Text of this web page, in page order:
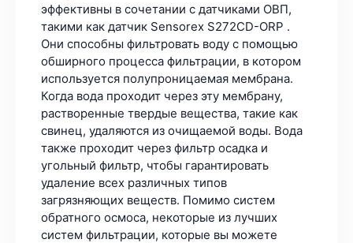
эффективны в сочетании с датчиками ОВП,
такими как датчик Sensorex S272CD-ORP .
Они способны фильтровать воду с помощью
обширного процесса фильтрации, в котором
используется полупроницаемая мембрана.
Когда вода проходит через эту мембрану,
растворенные твердые вещества, такие как
свинец, удаляются из очищаемой воды. Вода
также проходит через фильтр осадка и
угольный фильтр, чтобы гарантировать
удаление всех различных типов
загрязняющих веществ. Помимо систем
обратного осмоса, некоторые из лучших
систем фильтрации, которые вы можете